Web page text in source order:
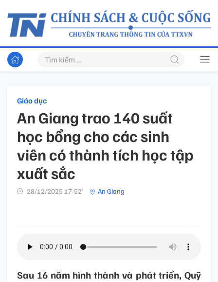
Giáo dục
An Giang trao 140 suất
học bổng cho các sinh
viên có thành tích học tập
xuất sắc
28/12/2025 17:52’ An Giang
Sau 16 năm hình thành và phát triển, Quỹ